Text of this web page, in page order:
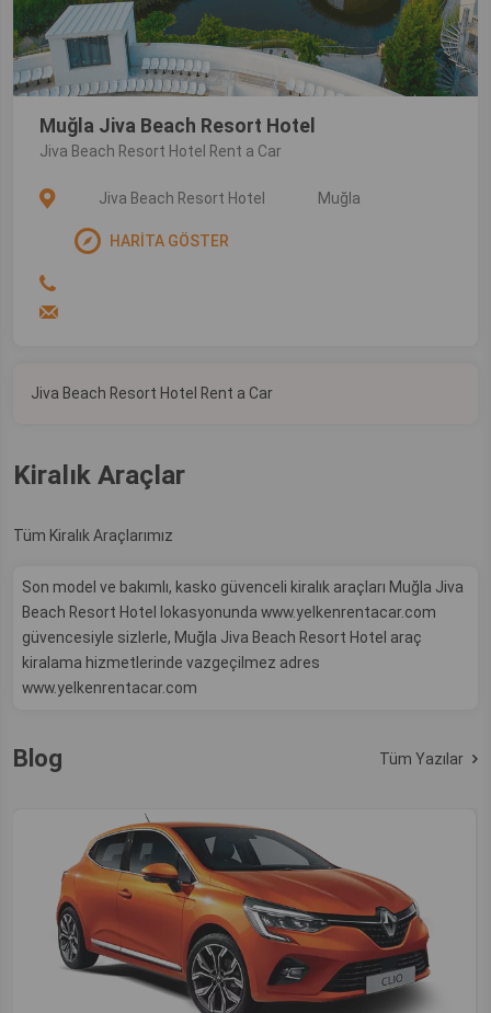
Jiva Beach Resort Hotel Rent a Car
Kiralık Araçlar
Tüm Kiralık Araçlarımız
Son model ve bakımlı, kasko güvenceli kiralık araçları Muğla Jiva
Beach Resort Hotel lokasyonunda www.yelkenrentacar.com
güvencesiyle sizlerle, Muğla Jiva Beach Resort Hotel araç
kiralama hizmetlerinde vazgeçilmez adres
www.yelkenrentacar.com
Blog Tüm Yazılar
Muğla Jiva Beach Resort Hotel
Jiva Beach Resort Hotel Rent a Car
Jiva Beach Resort Hotel Muğla
HARİTA GÖSTER